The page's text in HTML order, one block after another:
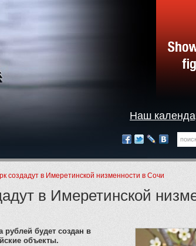
Наш
создадут в Имеретинской низменности в Сочи
в Имеретинской
будет создан в
объекты.
Мы
социальных
LiveJournal
Вконтакте